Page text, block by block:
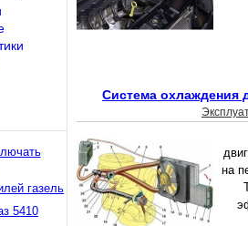
Система охлаждения
на
газель
5410